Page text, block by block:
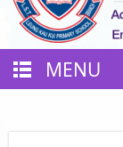
MENU